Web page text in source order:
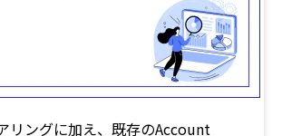
リングに加え、既存のAccount